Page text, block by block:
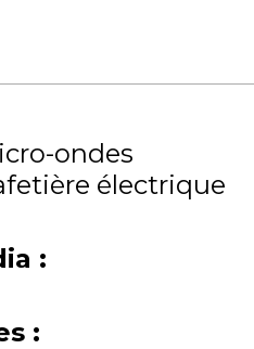
ondes
électrique
:
: